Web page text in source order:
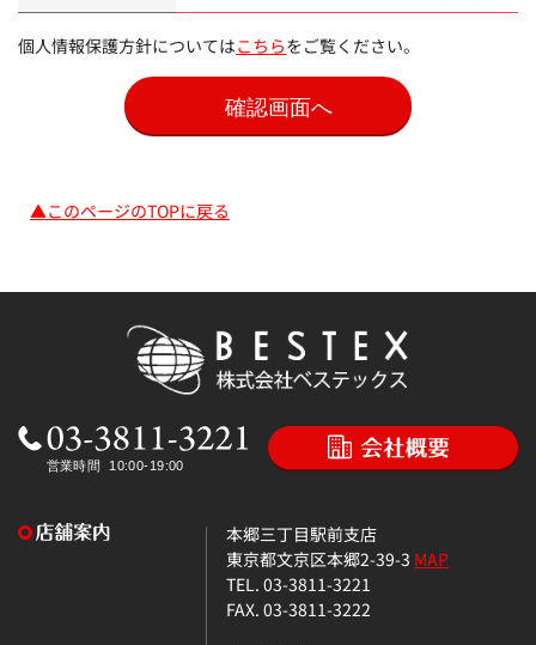
個人情報保護方針についてはこちらをご覧ください。
▲このページのTOPに戻る
本郷三丁目駅前支店
東京都文京区本郷2-39-3 MAP
TEL. 03-3811-3221
FAX. 03-3811-3222